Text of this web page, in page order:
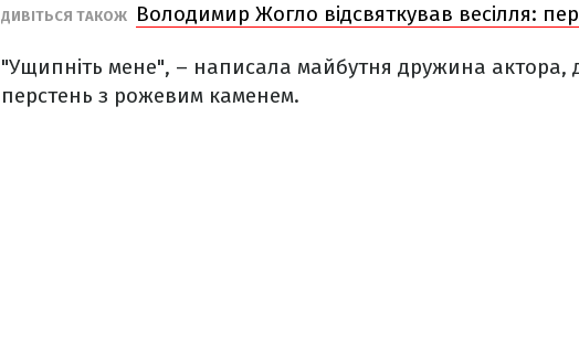
ДИВІТЬСЯ ТАКОЖ Володимир Жогло відсвяткував весілля:
"Ущипніть мене", – написала майбутня дружина актора,
перстень з рожевим каменем.